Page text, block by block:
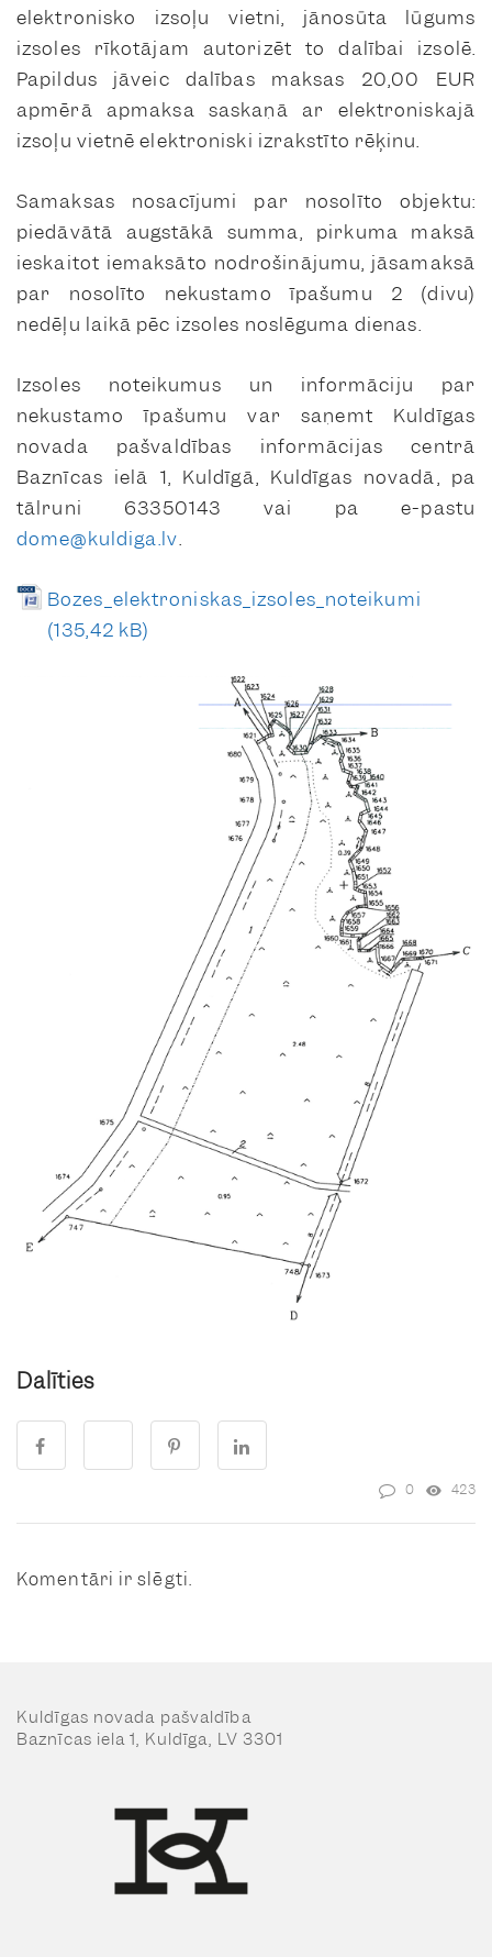
elektronisko izsoļu vietni, jānosūta lūgums
izsoles rīkotājam autorizēt to dalībai izsolē.
Papildus jāveic dalības maksas 20,00 EUR
apmērā apmaksa saskaņā ar elektroniskajā
izsoļu vietnē elektroniski izrakstīto rēķinu.
Samaksas nosacījumi par nosolīto objektu:
piedāvātā augstākā summa, pirkuma maksā
ieskaitot iemaksāto nodrošinājumu, jāsamaksā
par nosolīto nekustamo īpašumu 2 (divu)
nedēļu laikā pēc izsoles noslēguma dienas.
Izsoles noteikumus un informāciju par
nekustamo īpašumu var saņemt Kuldīgas
novada pašvaldības informācijas centrā
Baznīcas ielā 1, Kuldīgā, Kuldīgas novadā, pa
tālruni 63350143 vai pa e-pastu
dome@kuldiga.lv.
Bozes_elektroniskas_izsoles_noteikumi
Dalīties
0 423
Komentāri ir slēgti.
Kuldīgas novada pašvaldība
Baznīcas iela 1, Kuldīga, LV 3301